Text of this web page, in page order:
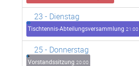
23 - Dienstag
Tischtennis-Abteilungsversammlung 21:00
25 - Donnerstag
Vorstandssitzung 20:00